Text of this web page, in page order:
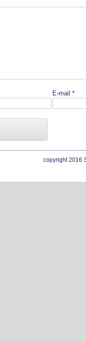
E-mail *
copyright 2016